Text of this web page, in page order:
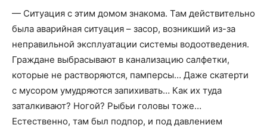
— Ситуация с этим домом знакома. Там действительно
была аварийная ситуация – засор, возникший из-за
неправильной эксплуатации системы водоотведения.
Граждане выбрасывают в канализацию салфетки,
которые не растворяются, памперсы… Даже скатерти
с мусором умудряются запихивать… Как их туда
заталкивают? Ногой? Рыбьи головы тоже…
Естественно, там был подпор, и под давлением